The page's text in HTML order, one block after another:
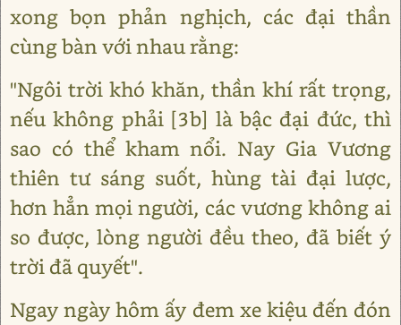
xong bọn phản nghịch, các đại thần
cùng bàn với nhau rằng:
"Ngôi trời khó khăn, thần khí rất trọng,
nếu không phải [3b] là bậc đại đức, thì
sao có thể kham nổi. Nay Gia Vương
thiên tư sáng suốt, hùng tài đại lược,
hơn hẳn mọi người, các vương không ai
so được, lòng người đều theo, đã biết ý
trời đã quyết".
Ngay ngày hôm ấy đem xe kiệu đến đón